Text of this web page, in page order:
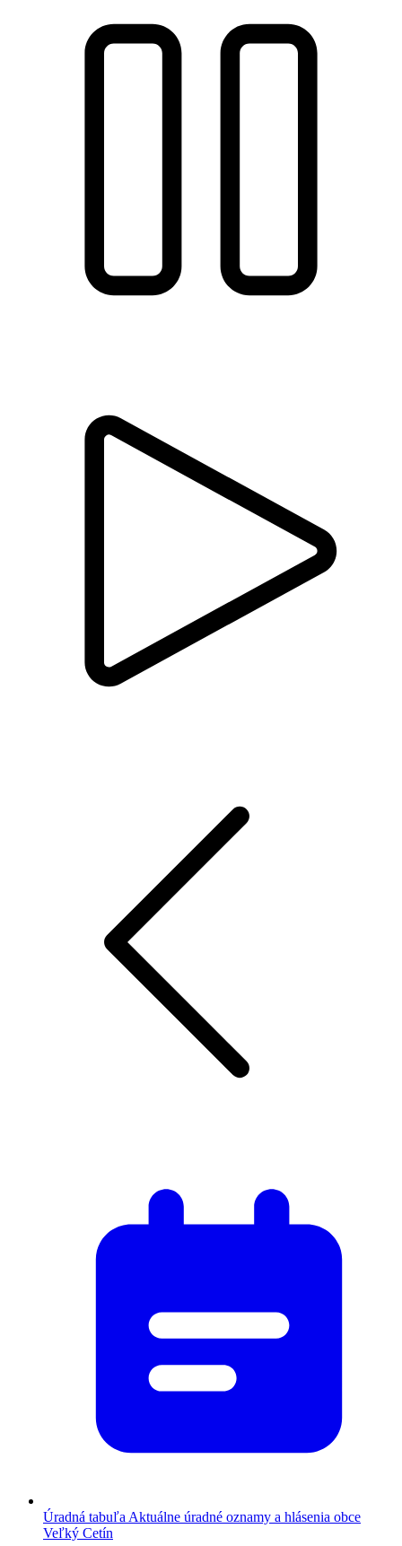
Úradná tabuľa Aktuálne úradné oznamy a hlásenia obce
Veľký Cetín